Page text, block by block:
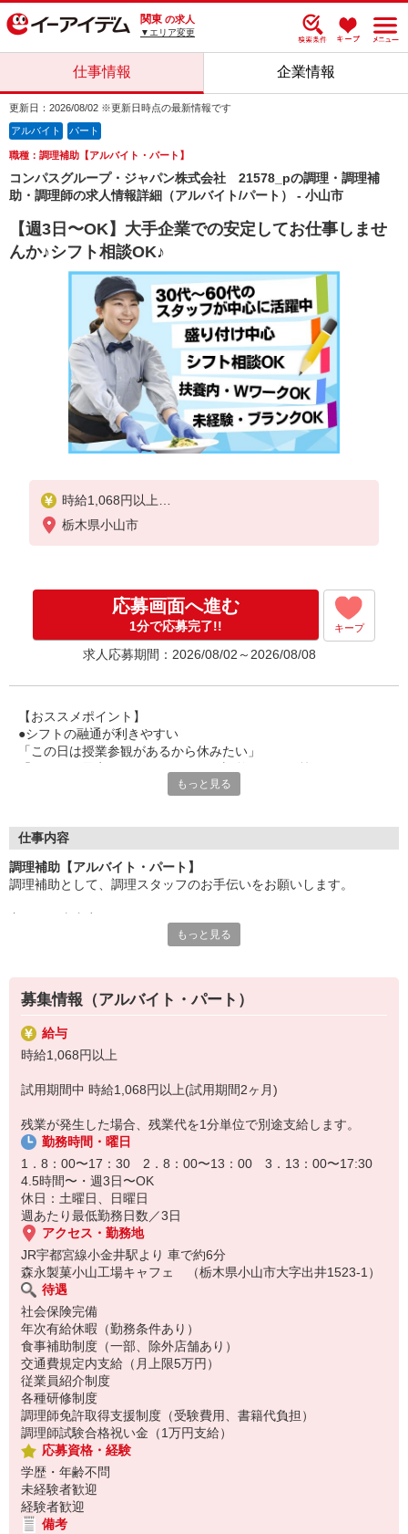
関東 の求人
▼エリア変更
仕事情報 企業情報
更新日：2026/08/02 ※更新日時点の最新情報です
アルバイト パート
職種：調理補助【アルバイト・パート】
コンパスグループ・ジャパン株式会社 21578_pの調理・調理補
助・調理師の求人情報詳細（アルバイト/パート） - 小山市
【週3日〜OK】大手企業での安定してお仕事しませ
んか♪シフト相談OK♪
時給1,068円以上
試用期間中 時給1,068円以上(試用期間2ヶ月)
ます。
栃木県小山市
応募画面へ進む
1分で応募完了!! キープ
求人応募期間：2026/08/02～2026/08/08
【おススメポイント】
●シフトの融通が利きやすい
「この日は授業参観があるから休みたい」
家庭や趣味の都合にも柔軟に対応しますので、お気軽にご相談く
●20代〜50代の幅広い年代のスタッフが活躍中
躍中
入社後は先輩たちが優しくフォローしながら進めますので、
安心してお仕事を始められます。
【会社について】
給食受託の外資系大手企業、コンパスグループ・ジャパン。
全国約1,500ヵ所で「コントラクトフードサービス」を展開して
います
もっと見る
仕事内容
調理補助【アルバイト・パート】
調理補助として、調理スタッフのお手伝いをお願いします。
〇小鉢や付け合わせをお皿に盛り付ける
調理員が調理を行う為、包丁などは基本的には使いません。
料理が苦手、普段は料理をあまりしないという方もご安心下さい♪
盛り付けのお仕事が終わったら、料理提供の準備や洗い場など、
別の担当のお手伝いをお願いすることもあります◎
もっと見る
募集情報（アルバイト・パート）
給与
時給1,068円以上
試用期間中 時給1,068円以上(試用期間2ヶ月)
残業が発生した場合、残業代を1分単位で別途支給します。
勤務時間・曜日
1．8：00〜17：30 2．8：00〜13：00 3．13：00〜17:30
4.5時間〜・週3日〜OK
休日：土曜日、日曜日
週あたり最低勤務日数／3日
アクセス・勤務地
JR宇都宮線小金井駅より 車で約6分
森永製菓小山工場キャフェ （栃木県小山市大字出井1523-1）
待遇
社会保険完備
年次有給休暇（勤務条件あり）
食事補助制度（一部、除外店舗あり）
交通費規定内支給（月上限5万円）
従業員紹介制度
各種研修制度
調理師免許取得支援制度（受験費用、書籍代負担）
調理師試験合格祝い金（1万円支給）
応募資格・経験
学歴・年齢不問
未経験者歓迎
経験者歓迎
備考